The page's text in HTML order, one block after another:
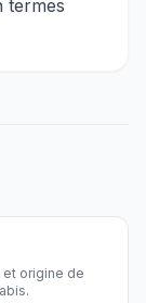
termes
origine de